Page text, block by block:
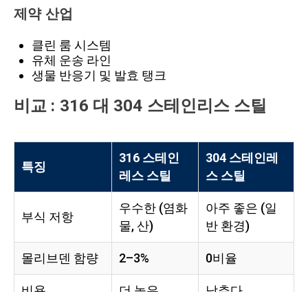
제약 산업
클린 룸 시스템
유체 운송 라인
생물 반응기 및 발효 탱크
비교 : 316 대 304 스테인리스 스틸
특징
316 스테인
레스 스틸
304 스테인레
스 스틸
부식 저항
우수한 (염화
물, 산)
아주 좋은 (일
반 환경)
몰리브덴 함량 2–3% 0비율